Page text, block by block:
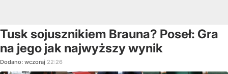
Tusk sojusznikiem Brauna? Poseł: Gra
na jego jak najwyższy wynik
Dodano: wczoraj 22:26